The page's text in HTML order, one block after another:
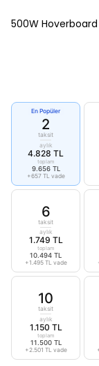
500W Hoverboard
En Popüler
2
taksit
aylık
4.828 TL
toplam
9.656 TL
+657 TL vade
6
taksit
aylık
1.749 TL
toplam
10.494 TL
+1.495 TL vade
10
taksit
aylık
1.150 TL
toplam
11.500 TL
+2.501 TL vade